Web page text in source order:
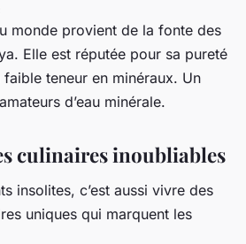
monde provient de la fonte des
Elle est réputée pour sa pureté
teneur en minéraux. Un
d’eau minérale.
culinaires inoubliables
insolites, c’est aussi vivre des
uniques qui marquent les